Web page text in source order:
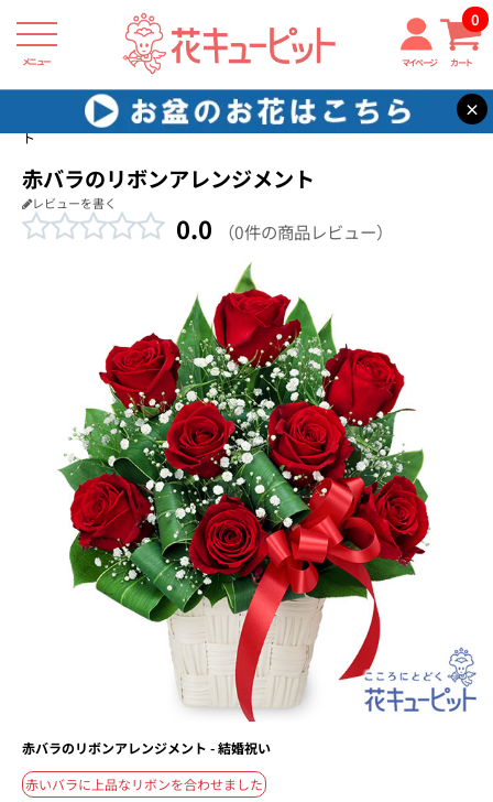
メニュー マイページ カート
0
×
花キューピット 結婚祝い
【結婚祝い】赤バラのリボンアレンジメン
ト
赤バラのリボンアレンジメント
レビューを書く
0.0 （0件の商品レビュー）
赤バラのリボンアレンジメント - 結婚祝い
赤いバラに上品なリボンを合わせました